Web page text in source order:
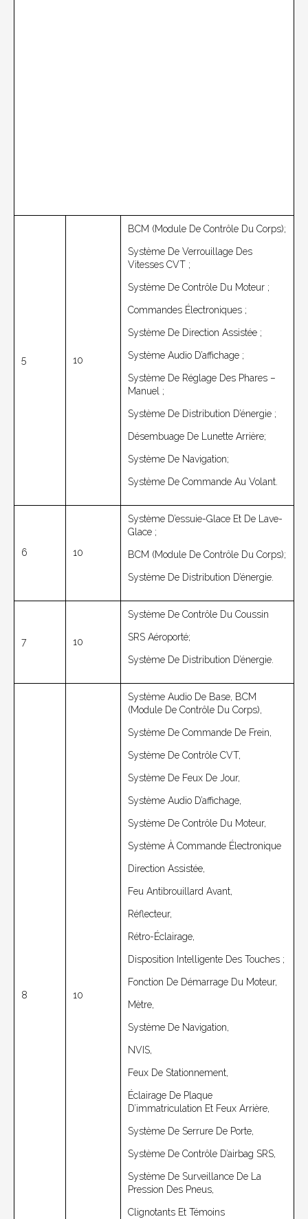
5 10
BCM (module De Contrôle Du Corps);
Système De Verrouillage Des
Vitesses CVT ;
Système De Contrôle Du Moteur ;
Commandes Électroniques ;
Système De Direction Assistée ;
Système Audio D’affichage ;
Système De Réglage Des Phares –
Manuel ;
Système De Distribution D’énergie ;
Désembuage De Lunette Arrière;
Système De Navigation;
Système De Commande Au Volant.
6 10
Système D’essuie-Glace Et De Lave-
Glace ;
BCM (module De Contrôle Du Corps);
Système De Distribution D’énergie.
7 10
Système De Contrôle Du Coussin
SRS Aéroporté;
Système De Distribution D’énergie.
8 10
Système Audio De Base, BCM
(module De Contrôle Du Corps),
Système De Commande De Frein,
Système De Contrôle CVT,
Système De Feux De Jour,
Système Audio D’affichage,
Système De Contrôle Du Moteur,
Système À Commande Électronique
Direction Assistée,
Feu Antibrouillard Avant,
Réflecteur,
Rétro-Éclairage,
Disposition Intelligente Des Touches ;
Fonction De Démarrage Du Moteur,
Mètre,
Système De Navigation,
NVIS,
Feux De Stationnement,
Éclairage De Plaque
D’immatriculation Et Feux Arrière,
Système De Serrure De Porte,
Système De Contrôle D’airbag SRS,
Système De Surveillance De La
Pression Des Pneus,
Clignotants Et Témoins